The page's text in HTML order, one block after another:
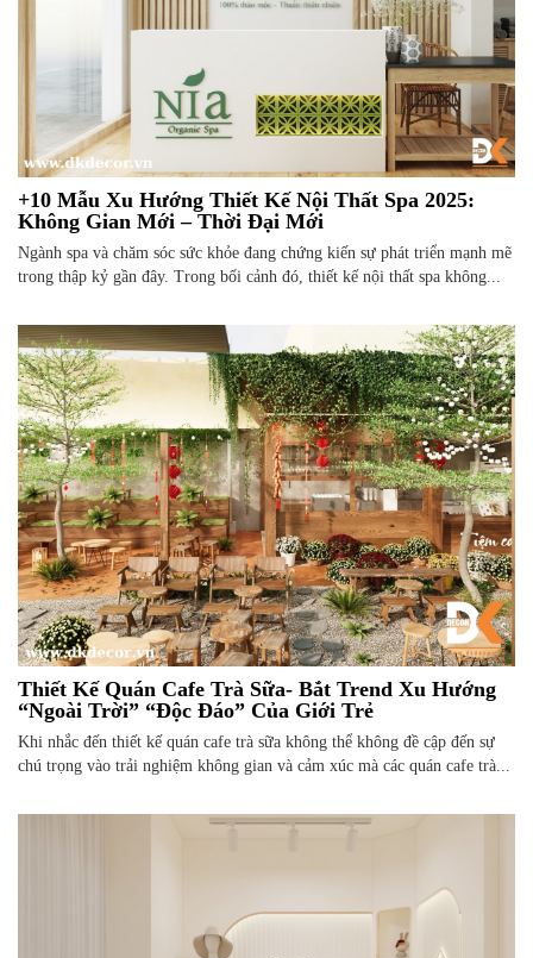
+10 Mẫu Xu Hướng Thiết Kế Nội Thất Spa 2025:
Không Gian Mới – Thời Đại Mới
Ngành spa và chăm sóc sức khỏe đang chứng kiến sự phát triển mạnh mẽ
trong thập kỷ gần đây. Trong bối cảnh đó, thiết kế nội thất spa không...
Thiết Kế Quán Cafe Trà Sữa- Bắt Trend Xu Hướng
“Ngoài Trời” “Độc Đáo” Của Giới Trẻ
Khi nhắc đến thiết kế quán cafe trà sữa không thể không đề cập đến sự
chú trọng vào trải nghiệm không gian và cảm xúc mà các quán cafe trà...